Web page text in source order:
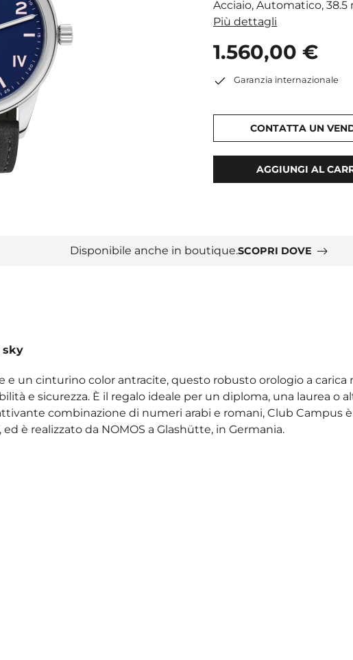
Acciaio, Automatico, 38.5
Più dettagli
1.560,00 €
Garanzia internazionale
CONTATTA UN
AGGIUNGI AL
Disponibile anche in boutique.SCOPRI DOVE
sky
un cinturino color antracite, questo robusto orologio a carica
e sicurezza. È il regalo ideale per un diploma, una laurea o
combinazione di numeri arabi e romani, Club Campus
è realizzato da NOMOS a Glashütte, in Germania.